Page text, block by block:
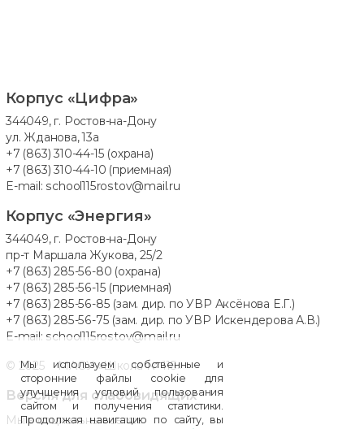
Мы используем собственные и
сторонние файлы cookie для
улучшения условий пользования
сайтом и получения статистики.
Продолжая навигацию по сайту, вы
Корпус «Цифра»
344049, г. Ростов-на-Дону
ул. Жданова, 13а
+7 (863) 310-44-15 (охрана)
+7 (863) 310-44-10 (приемная)
E-mail: school115rostov@mail.ru
Корпус «Энергия»
344049, г. Ростов-на-Дону
пр-т Маршала Жукова, 25/2
+7 (863) 285-56-80 (охрана)
+7 (863) 285-56-15 (приемная)
+7 (863) 285-56-85 (зам. дир. по УВР Аксёнова Е.Г.)
+7 (863) 285-56-75 (зам. дир. по УВР Искендерова А.В.)
E-mail: school115rostov@mail.ru
© 2025 МАОУ «Школа № 115»
Версия для слабовидящих
Мы в социальных сетях: